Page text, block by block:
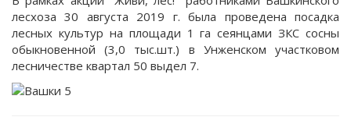
лесхоза 30 августа 2019 г. была проведена посадка
лесных культур на площади 1 га сеянцами ЗКС сосны
обыкновенной (3,0 тыс.шт.) в Унженском участковом
лесничестве квартал 50 выдел 7.